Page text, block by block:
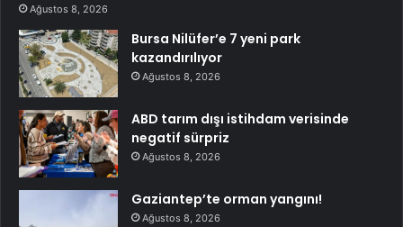
Ağustos 8, 2026
Bursa Nilüfer’e 7 yeni park
kazandırılıyor
Ağustos 8, 2026
ABD tarım dışı istihdam verisinde
negatif sürpriz
Ağustos 8, 2026
Gaziantep’te orman yangını!
Ağustos 8, 2026